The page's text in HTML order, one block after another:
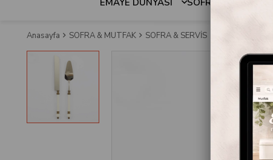
EMAYE DÜNYASI SOFRA & MUTFAK
Anasayfa SOFRA & MUTFAK SOFRA & SERVİS